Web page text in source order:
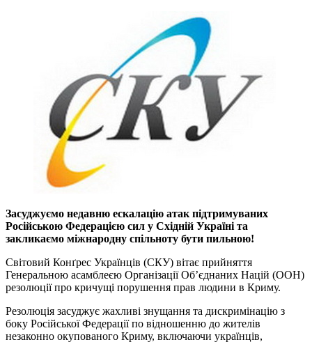
Засуджуємо недавню ескалацію атак підтримуваних
Російською Федерацією сил у Східній Україні та
закликаємо міжнародну спільноту бути пильною!
Світовий Конґрес Українців (СКУ) вітає прийняття
Генеральною асамблеєю Організації Об’єднаних Націй (ООН)
резолюції про кричущі порушення прав людини в Криму.
Резолюція засуджує жахливі знущання та дискримінацію з
боку Російської Федерації по відношенню до жителів
незаконно окупованого Криму, включаючи українців,